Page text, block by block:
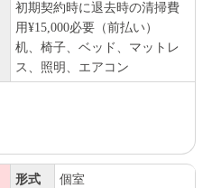
初期契約時に退去時の清掃費
用¥15,000必要（前払い）
机、椅子、ベッド、マットレ
ス、照明、エアコン
形式 個室